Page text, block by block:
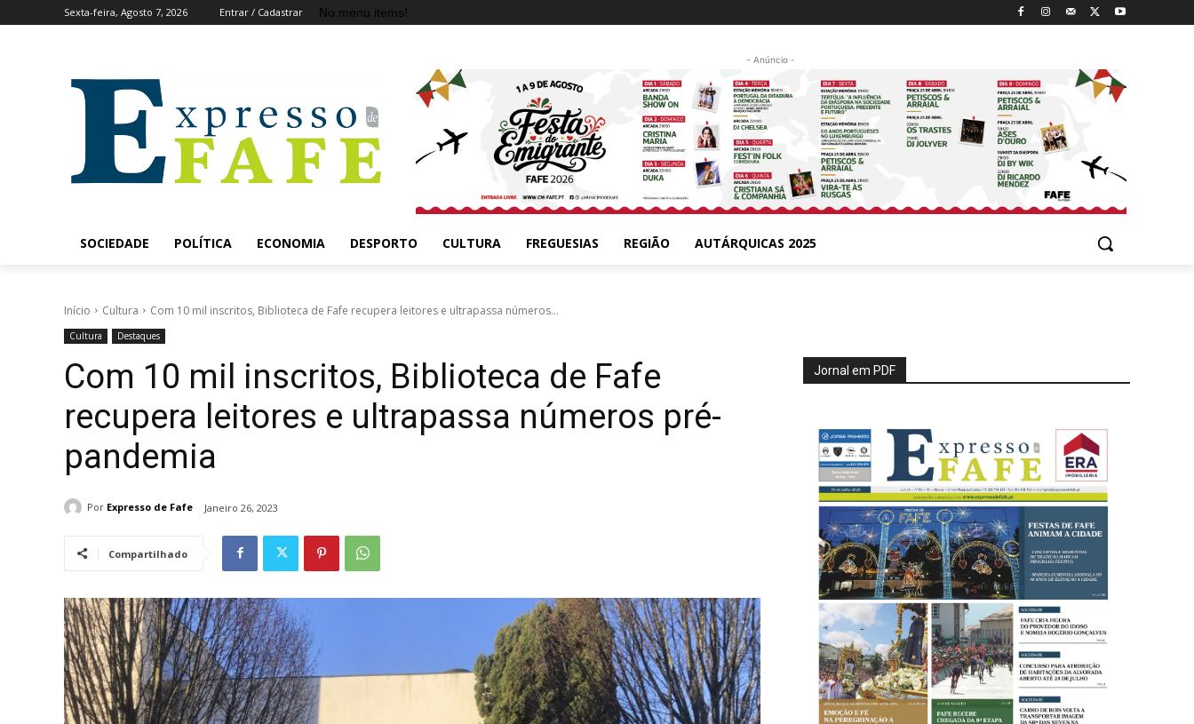
Sexta-feira, Agosto 7, 2026 Entrar / Cadastrar No menu items!
- Anúncio -
SOCIEDADE POLÍTICA ECONOMIA DESPORTO CULTURA FREGUESIAS REGIÃO AUTÁRQUICAS 2025
Início Cultura Com 10 mil inscritos, Biblioteca de Fafe recupera leitores e ultrapassa números...
Cultura Destaques
Com 10 mil inscritos, Biblioteca de Fafe
recupera leitores e ultrapassa números pré-
pandemia
Por Expresso de Fafe Janeiro 26, 2023
Compartilhado
Jornal em PDF